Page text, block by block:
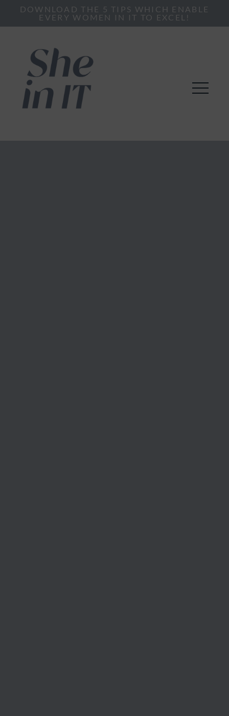
DOWNLOAD THE 5 TIPS WHICH ENABLE
EVERY WOMEN IN IT TO EXCEL!